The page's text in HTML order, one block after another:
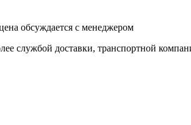
обсуждается с менеджером
службой доставки, транспортной